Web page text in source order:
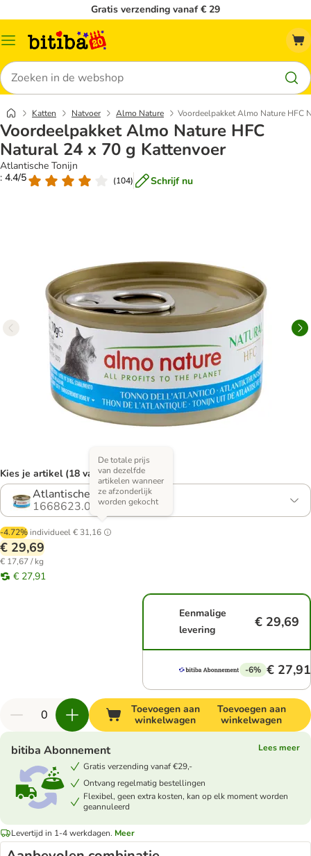
Gratis verzending vanaf € 29
Catalogusmenu
Zoeken
Katten Natvoer Almo Nature Voordeelpakket Almo Nature HFC
Voordeelpakket Almo Nature HFC
Natural 24 x 70 g Kattenvoer
Atlantische Tonijn
: 4.4/5
(104) Schrijf nu
Kies je artikel (18 varianten)
Atlantische Tonijn
1668623.0
-4.72% individueel€ 31,16
De totale prijs
van dezelfde
artikelen wanneer
ze afzonderlijk
worden gekocht
€ 29,69
€ 17,67 / kg
€ 27,91
Eenmalige
levering
€ 29,69
-6% € 27,91
Toevoegen aan
winkelwagen
Toevoegen aan
winkelwagen
bitiba Abonnement
Lees meer
Gratis verzending vanaf €29,-
Ontvang regelmatig bestellingen
Flexibel, geen extra kosten, kan op elk moment worden
geannuleerd
Levertijd in 1-4 werkdagen. Meer